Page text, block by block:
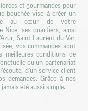
et gourmandes pour
bouchée vise à créer un
au cœur de votre
Nice, ses quartiers, ainsi
Saint-Laurent-du-Var,
vos commandes sont
meilleures conditions de
ou un partenariat
d'un service client
demandes. Grâce à nos
été aussi simple.